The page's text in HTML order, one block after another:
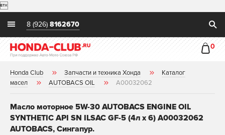

8 (926) 8162670
0
Honda Club Запчасти и техника Хонда
Каталог
масел
AUTOBACS OIL A00032062
Масло моторное 5W-30 AUTOBACS ENGINE OIL
SYNTHETIC API SN ILSAC GF-5 (4л х 6) A00032062
AUTOBACS, Сингапур.